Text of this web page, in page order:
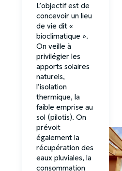
L’objectif est de
concevoir un lieu
de vie dit «
bioclimatique ».
On veille à
privilégier les
apports solaires
naturels,
l’isolation
thermique, la
faible emprise au
sol (pilotis). On
prévoit
également la
récupération des
eaux pluviales, la
consommation